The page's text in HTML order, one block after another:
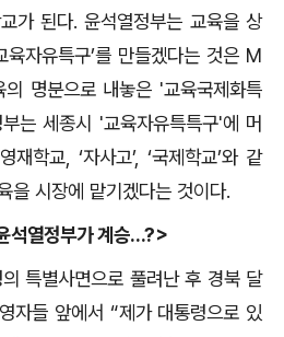
가 된다. 윤석열정부는 교육을 상
자유특구’를 만들겠다는 것은 M
의 명분으로 내놓은 '교육국제화특
는 세종시 '교육자유특특구'에 머
재학교, ‘자사고’, ‘국제학교’와 같
을 시장에 맡기겠다는 것이다.
석열정부가 계승...?>
특별사면으로 풀려난 후 경북 달
자들 앞에서 “제가 대통령으로 있